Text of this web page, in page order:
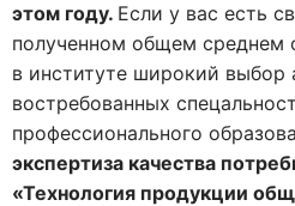
этом году. Если у вас есть
полученном общем среднем
в институте широкий выбор
востребованных
профессионального
экспертиза качества
«Технология продукции